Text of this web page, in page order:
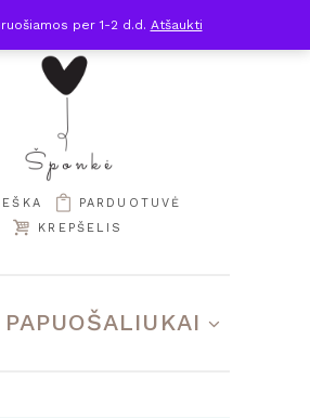
PARDUOTUVĖ
KREPŠELIS
per 1-2 d.d. Atšaukti